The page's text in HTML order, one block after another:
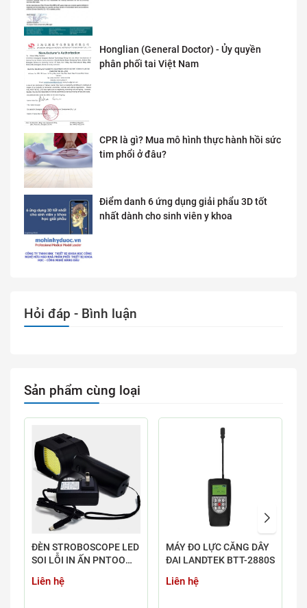
Honglian (General Doctor) - Ủy quyền
phân phối tai Việt Nam
CPR là gì? Mua mô hình thực hành hồi sức
tim phổi ở đâu?
Điểm danh 6 ứng dụng giải phẩu 3D tốt
nhất dành cho sinh viên y khoa
Hỏi đáp - Bình luận
Sản phẩm cùng loại
ĐÈN STROBOSCOPE LED
SOI LỖI IN ẤN PNTOO
LASER
Liên hệ
MÁY ĐO LỰC CĂNG DÂY
ĐAI LANDTEK BTT-2880S
Liên hệ